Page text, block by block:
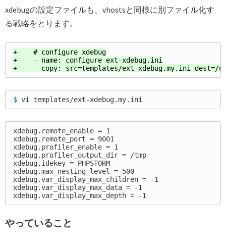
xdebugの設定ファイルも、vhostsと同様に別ファイル化す
る戦略をとります。
+    # configure xdebug
+    - name: configure ext-xdebug.ini
$
xdebug.remote_enable = 1
xdebug.remote_port = 9001
xdebug.profiler_enable = 1
xdebug.profiler_output_dir = /tmp
xdebug.idekey = PHPSTORM
xdebug.max_nesting_level = 500
xdebug.var_display_max_children = -1
xdebug.var_display_max_data = -1
やっていること